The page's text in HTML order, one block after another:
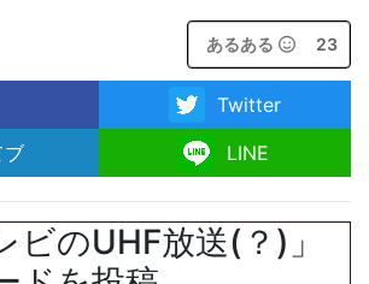
あるある 23
Twitter
ブ
LINE
ビのUHF放送(？)」